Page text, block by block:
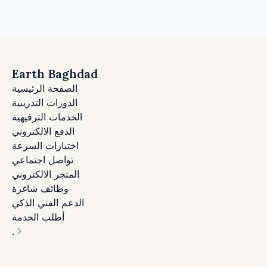
Earth Baghdad
الصفحة الرئيسية
الدورات التدريبية
الخدمات الترفيهية
الدفع الالكتروني
اختبارات السرعة
تواصل اجتماعي
المتجر الالكتروني
وظائف شاغرة
الدعم الفني الذكي
أطلب الخدمة
.